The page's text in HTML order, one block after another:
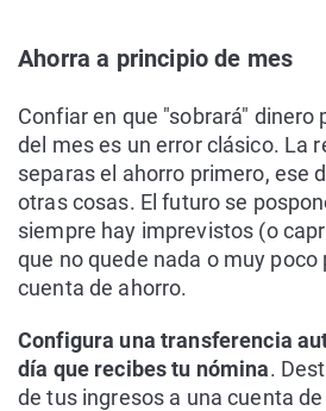
Ahorra a principio de mes
Confiar en que "sobrará" dinero
del mes es un error clásico. La
separas el ahorro primero, ese
otras cosas. El futuro se
siempre hay imprevistos (o
que no quede nada o muy poco
cuenta de ahorro.
Configura una transferencia
día que recibes tu nómina.
de tus ingresos a una cuenta